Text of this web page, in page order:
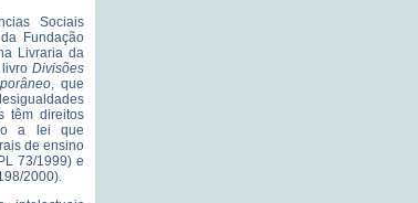
Sociais
Fundação
Livraria da
Divisões
, que
têm direitos
a lei que
de ensino
73/1999) e
2000).